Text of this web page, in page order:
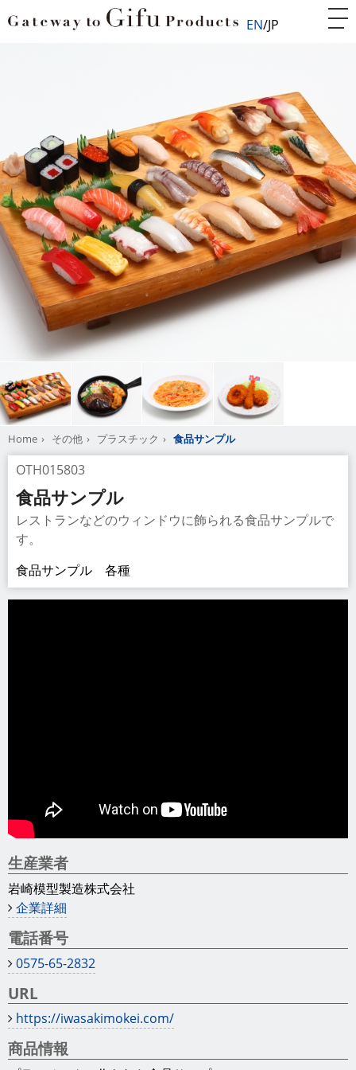
EN JP
Home その他 プラスチック 食品サンプル
OTH015803
食品サンプル
レストランなどのウィンドウに飾られる食品サンプルで
す。
食品サンプル 各種
生産業者
岩崎模型製造株式会社
企業詳細
電話番号
0575-65-2832
URL
https://iwasakimokei.com/
商品情報